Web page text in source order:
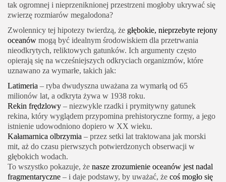
tak ogromnej i nieprzeniknionej przestrzeni mogłoby ukrywać się
zwierzę rozmiarów megalodona?
Zwolennicy tej hipotezy twierdzą, że głębokie, nieprzebyte rejony
oceanów mogą być idealnym środowiskiem dla przetrwania
nieodkrytych, reliktowych gatunków. Ich argumenty często
opierają się na wcześniejszych odkryciach organizmów, które
uznawano za wymarłe, takich jak:
Latimeria – ryba dwudyszna uważana za wymarłą od 65
milionów lat, a odkryta żywa w 1938 roku.
Rekin frędzlowy – niezwykle rzadki i prymitywny gatunek
rekina, który wyglądem przypomina prehistoryczne formy, a jego
istnienie udowodniono dopiero w XX wieku.
Kałamarnica olbrzymia – przez setki lat traktowana jak morski
mit, aż do czasu pierwszych potwierdzonych obserwacji w
głębokich wodach.
To wszystko pokazuje, że nasze zrozumienie oceanów jest nadal
fragmentaryczne – i daje podstawy, by uważać, że coś mogło się